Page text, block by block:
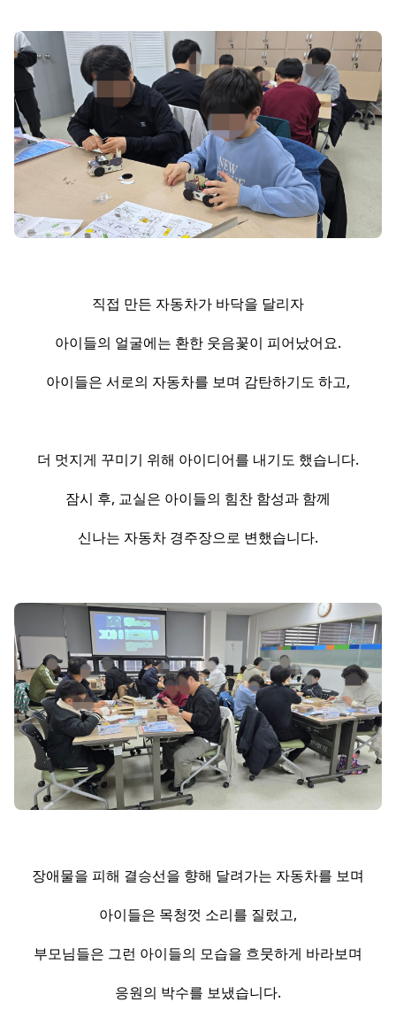
직접 만든 자동차가 바닥을 달리자
아이들의 얼굴에는 환한 웃음꽃이 피어났어요.
아이들은 서로의 자동차를 보며 감탄하기도 하고,
더 멋지게 꾸미기 위해 아이디어를 내기도 했습니다.
잠시 후, 교실은 아이들의 힘찬 함성과 함께
신나는 자동차 경주장으로 변했습니다.
장애물을 피해 결승선을 향해 달려가는 자동차를 보며
아이들은 목청껏 소리를 질렀고,
부모님들은 그런 아이들의 모습을 흐뭇하게 바라보며
응원의 박수를 보냈습니다.